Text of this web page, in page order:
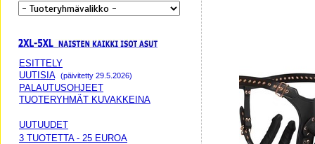
ESITTELY
UUTISIA
(päivitetty 29.5.2026)
PALAUTUSOHJEET
TUOTERYHMÄT KUVAKKEINA
UUTUUDET
3 TUOTETTA - 25 EUROA